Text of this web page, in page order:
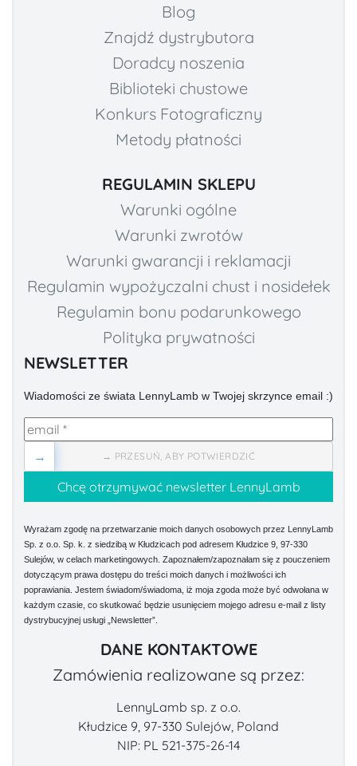
Blog
Znajdź dystrybutora
Doradcy noszenia
Biblioteki chustowe
Konkurs Fotograficzny
Metody płatności
REGULAMIN SKLEPU
Warunki ogólne
Warunki zwrotów
Warunki gwarancji i reklamacji
Regulamin wypożyczalni chust i nosidełek
Regulamin bonu podarunkowego
Polityka prywatności
NEWSLETTER
Wiadomości ze świata LennyLamb w Twojej skrzynce email :)
→ PRZESUŃ, ABY POTWIERDZIĆ
→
Wyrażam zgodę na przetwarzanie moich danych osobowych przez LennyLamb
Sp. z o.o. Sp. k. z siedzibą w Kłudzicach pod adresem Kłudzice 9, 97-330
Sulejów, w celach marketingowych. Zapoznałem/zapoznałam się z pouczeniem
dotyczącym prawa dostępu do treści moich danych i możliwości ich
poprawiania. Jestem świadom/świadoma, iż moja zgoda może być odwołana w
każdym czasie, co skutkować będzie usunięciem mojego adresu e-mail z listy
dystrybucyjnej usługi „Newsletter”.
DANE KONTAKTOWE
Zamówienia realizowane są przez:
LennyLamb sp. z o.o.
Kłudzice 9, 97-330 Sulejów, Poland
NIP: PL 521-375-26-14